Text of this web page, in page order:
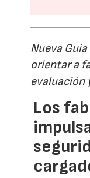
Nueva
orientar a
evaluación
Los